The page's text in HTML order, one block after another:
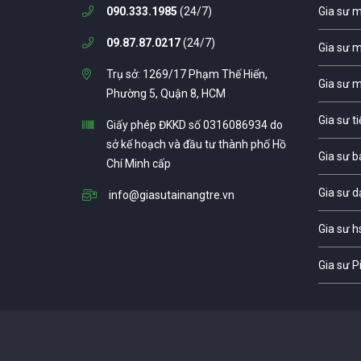
090.333.1985 (24/7)
09.87.87.0217(24/7)
Trụ sở: 1269/17 Phạm Thế Hiển,
Phường 5, Quận 8, HCM
Giấy phép ĐKKD số 0316086934 do
sở kế hoạch và đầu tư thành phố Hồ
Chí Minh cấp
info@giasutainangtre.vn
Gia sư
Gia sư
Gia sư
Gia sư
Gia sư
Gia sư
Gia sư
Gia sư